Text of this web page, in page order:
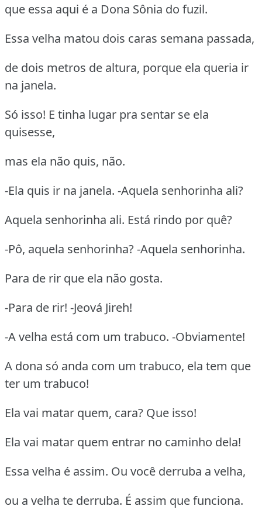
que essa aqui é a Dona Sônia do fuzil.
Essa velha matou dois caras semana passada,
de dois metros de altura, porque ela queria ir
na janela.
Só isso! E tinha lugar pra sentar se ela
quisesse,
mas ela não quis, não.
-Ela quis ir na janela. -Aquela senhorinha ali?
Aquela senhorinha ali. Está rindo por quê?
-Pô, aquela senhorinha? -Aquela senhorinha.
Para de rir que ela não gosta.
-Para de rir! -Jeová Jireh!
-A velha está com um trabuco. -Obviamente!
A dona só anda com um trabuco, ela tem que
ter um trabuco!
Ela vai matar quem, cara? Que isso!
Ela vai matar quem entrar no caminho dela!
Essa velha é assim. Ou você derruba a velha,
ou a velha te derruba. É assim que funciona.